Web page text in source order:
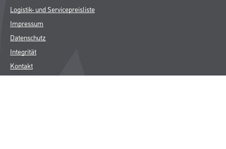
Logistik- und Servicepreisliste
Impressum
Datenschutz
Integrität
Kontakt